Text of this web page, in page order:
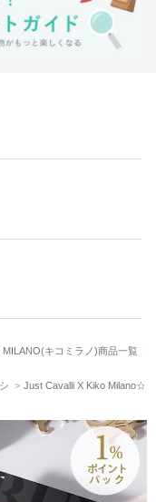
MILANO(キコミラノ)商品一覧
Just Cavalli X Kiko